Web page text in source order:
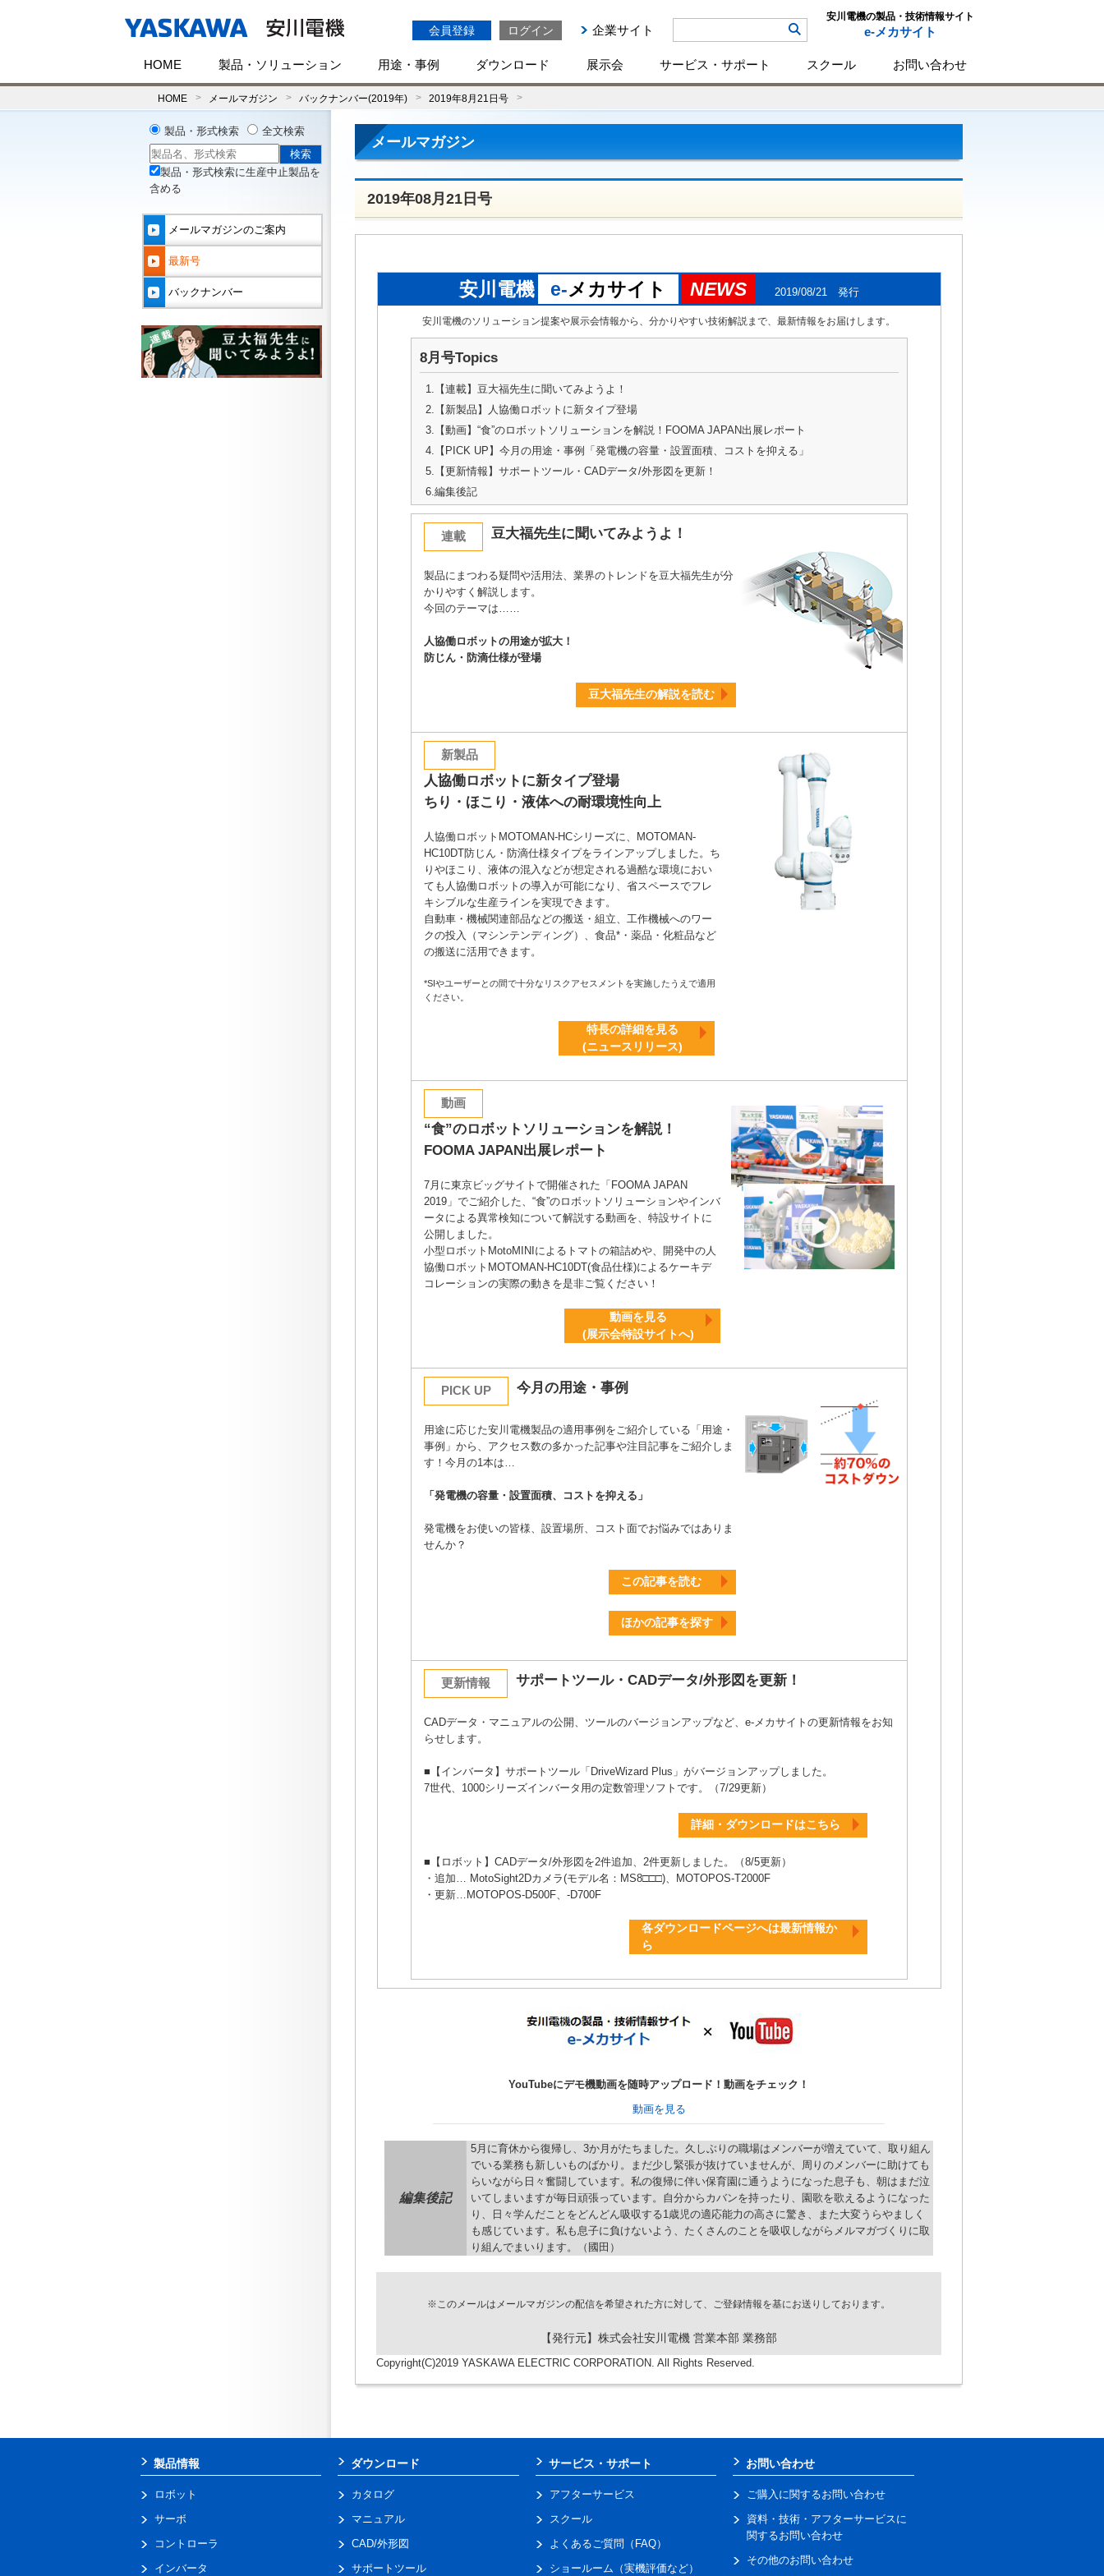
会員登録 ログイン 企業サイト
安川電機の製品・技術情報サイト
e-メカサイト
HOME 製品・ソリューション 用途・事例 ダウンロード 展示会 サービス・サポート スクール お問い合わせ
HOME メールマガジン バックナンバー(2019年) 2019年8月21日号
メールマガジン
2019年08月21日号
安川電機 e-メカサイト NEWS 2019/08/21 発行
安川電機のソリューション提案や展示会情報から、分かりやすい技術解説まで、最新情報をお届けします。
8月号Topics
1.【連載】豆大福先生に聞いてみようよ！
2.【新製品】人協働ロボットに新タイプ登場
3.【動画】“食”のロボットソリューションを解説！FOOMA JAPAN出展レポート
4.【PICK UP】今月の用途・事例「発電機の容量・設置面積、コストを抑える」
5.【更新情報】サポートツール・CADデータ/外形図を更新！
6.編集後記
連載 豆大福先生に聞いてみようよ！
製品にまつわる疑問や活用法、業界のトレンドを豆大福先生が分
かりやすく解説します。
今回のテーマは……
人協働ロボットの用途が拡大！
防じん・防滴仕様が登場
豆大福先生の解説を読む
新製品
人協働ロボットに新タイプ登場
ちり・ほこり・液体への耐環境性向上
人協働ロボットMOTOMAN-HCシリーズに、MOTOMAN-
HC10DT防じん・防滴仕様タイプをラインアップしました。ち
りやほこり、液体の混入などが想定される過酷な環境におい
ても人協働ロボットの導入が可能になり、省スペースでフレ
キシブルな生産ラインを実現できます。
自動車・機械関連部品などの搬送・組立、工作機械へのワー
クの投入（マシンテンディング）、食品*・薬品・化粧品など
の搬送に活用できます。
*SIやユーザーとの間で十分なリスクアセスメントを実施したうえで適用
ください。
特長の詳細を見る
(ニュースリリース)
動画
“食”のロボットソリューションを解説！
FOOMA JAPAN出展レポート
7月に東京ビッグサイトで開催された「FOOMA JAPAN
2019」でご紹介した、“食”のロボットソリューションやインバ
ータによる異常検知について解説する動画を、特設サイトに
公開しました。
小型ロボットMotoMINIによるトマトの箱詰めや、開発中の人
協働ロボットMOTOMAN-HC10DT(食品仕様)によるケーキデ
コレーションの実際の動きを是非ご覧ください！
動画を見る
(展示会特設サイトへ)
PICK UP 今月の用途・事例
用途に応じた安川電機製品の適用事例をご紹介している「用途・
事例」から、アクセス数の多かった記事や注目記事をご紹介しま
す！今月の1本は…
「発電機の容量・設置面積、コストを抑える」
発電機をお使いの皆様、設置場所、コスト面でお悩みではありま
せんか？
この記事を読む
ほかの記事を探す
更新情報 サポートツール・CADデータ/外形図を更新！
CADデータ・マニュアルの公開、ツールのバージョンアップなど、e-メカサイトの更新情報をお知
らせします。
■【インバータ】サポートツール「DriveWizard Plus」がバージョンアップしました。
7世代、1000シリーズインバータ用の定数管理ソフトです。（7/29更新）
詳細・ダウンロードはこちら
■【ロボット】CADデータ/外形図を2件追加、2件更新しました。（8/5更新）
・追加… MotoSight2Dカメラ(モデル名：MS8□□□)、MOTOPOS-T2000F
・更新…MOTOPOS-D500F、-D700F
各ダウンロードページへは最新情報か
ら
YouTubeにデモ機動画を随時アップロード！動画をチェック！
動画を見る
編集後記
5月に育休から復帰し、3か月がたちました。久しぶりの職場はメンバーが増えていて、取り組ん
でいる業務も新しいものばかり。まだ少し緊張が抜けていませんが、周りのメンバーに助けても
らいながら日々奮闘しています。私の復帰に伴い保育園に通うようになった息子も、朝はまだ泣
いてしまいますが毎日頑張っています。自分からカバンを持ったり、園歌を歌えるようになった
り、日々学んだことをどんどん吸収する1歳児の適応能力の高さに驚き、また大変うらやましく
も感じています。私も息子に負けないよう、たくさんのことを吸収しながらメルマガづくりに取
り組んでまいります。（國田）
※このメールはメールマガジンの配信を希望された方に対して、ご登録情報を基にお送りしております。
【発行元】株式会社安川電機 営業本部 業務部
Copyright(C)2019 YASKAWA ELECTRIC CORPORATION. All Rights Reserved.
製品・形式検索 全文検索
製品・形式検索に生産中止製品を
含める
メールマガジンのご案内
最新号
バックナンバー
製品情報
ロボット
サーボ
コントローラ
インバータ
ダウンロード
カタログ
マニュアル
CAD/外形図
サポートツール
サービス・サポート
アフターサービス
スクール
よくあるご質問（FAQ）
ショールーム（実機評価など）
お問い合わせ
ご購入に関するお問い合わせ
資料・技術・アフターサービスに
関するお問い合わせ
その他のお問い合わせ